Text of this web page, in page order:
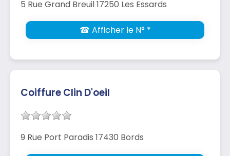
5 Rue Grand Breuil 17250 Les Essards
☎ Afficher le N° *
Coiffure Clin D'oeil
9 Rue Port Paradis 17430 Bords